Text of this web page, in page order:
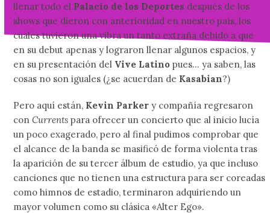
llenar todo el Palacio de los Deportes después de los
shows que dieron con anterioridad en nuestro país, los
cuales tuvieron una vibra un tanto extraña debido a que
en su debut apenas y lograron llenar algunos espacios, y
en su presentación del Vive Latino pues… ya saben, las
cosas no son iguales (¿se acuerdan de Kasabian?)
Pero aquí están, Kevin Parker y compañía regresaron
conCurrents para ofrecer un concierto que al inicio lucía
un poco exagerado, pero al final pudimos comprobar que
el alcance de la banda se masificó de forma violenta tras
la aparición de su tercer álbum de estudio, ya que incluso
canciones que no tienen una estructura para ser coreadas
como himnos de estadio, terminaron adquiriendo un
mayor volumen como su clásica «Alter Ego».